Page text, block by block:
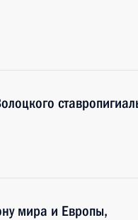
мира и Европы,